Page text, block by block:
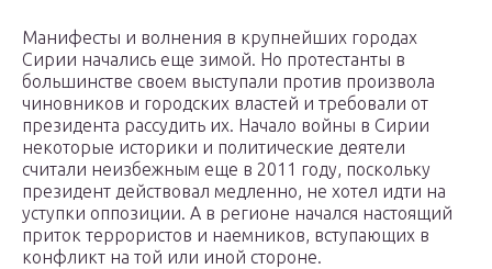
Манифесты и волнения в крупнейших городах
Сирии начались еще зимой. Но протестанты в
большинстве своем выступали против произвола
чиновников и городских властей и требовали от
президента рассудить их. Начало войны в Сирии
некоторые историки и политические деятели
считали неизбежным еще в 2011 году, поскольку
президент действовал медленно, не хотел идти на
уступки оппозиции. А в регионе начался настоящий
приток террористов и наемников, вступающих в
конфликт на той или иной стороне.